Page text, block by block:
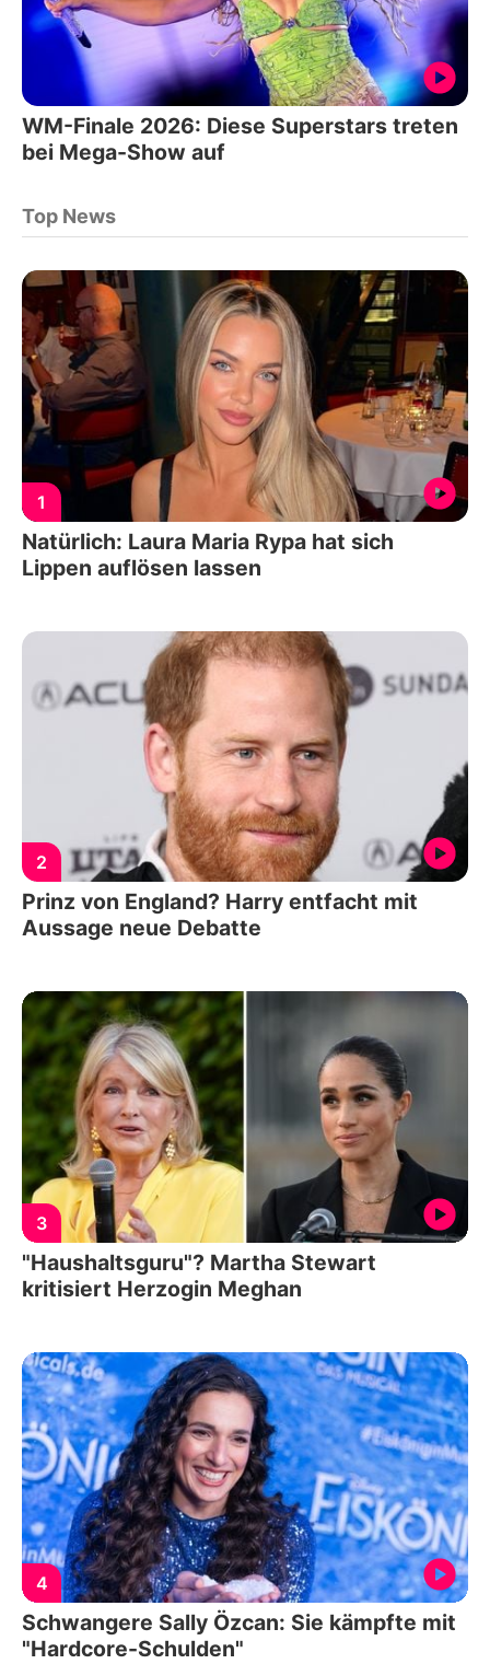
WM-Finale 2026: Diese Superstars treten
bei Mega-Show auf
Top News
1
Natürlich: Laura Maria Rypa hat sich
Lippen auflösen lassen
2
Prinz von England? Harry entfacht mit
Aussage neue Debatte
3
"Haushaltsguru"? Martha Stewart
kritisiert Herzogin Meghan
4
Schwangere Sally Özcan: Sie kämpfte mit
"Hardcore-Schulden"